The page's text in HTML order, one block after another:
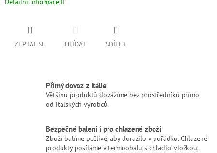
Detailní informace
ZEPTAT SE HLÍDAT SDÍLET
Přímý dovoz z Itálie
Většinu produktů dovážíme bez prostředníků přímo
od italských výrobců.
Bezpečné balení i pro chlazené zboží
Zboží balíme pečlivě, aby dorazilo v pořádku. Chlazené
produkty posíláme v termoobalu s chladicí vložkou.